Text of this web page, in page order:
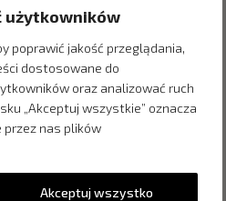
użytkowników
poprawić jakość przeglądania,
dostosowane do
oraz analizować ruch
„Akceptuj wszystkie” oznacza
przez nas plików
Akceptuj wszystko
kategorii